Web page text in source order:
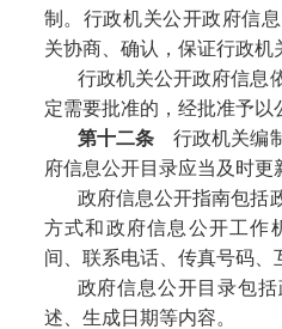
制。行政机关公开政府信
关协商、确认，保证行政机
行政机关公开政府信息
定需要批准的，经批准予以
第十二条 行政机关编
府信息公开目录应当及时更
政府信息公开指南包括
方式和政府信息公开工作
间、联系电话、传真号码、
政府信息公开目录包
述、生成日期等内容。